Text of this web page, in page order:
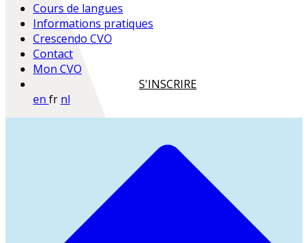
Cours de langues
Informations pratiques
Crescendo CVO
Contact
Mon CVO
S'INSCRIRE
en fr nl